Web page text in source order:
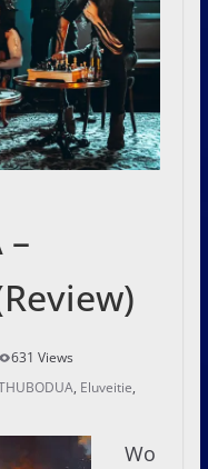
–
631 Views
, Eluveitie,
Wo